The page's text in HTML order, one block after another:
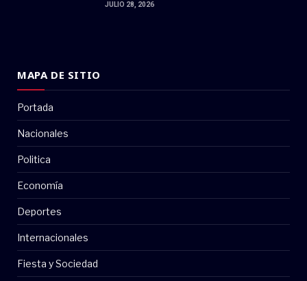
JULIO 28, 2026
MAPA DE SITIO
Portada
Nacionales
Politica
Economía
Deportes
Internacionales
Fiesta y Sociedad